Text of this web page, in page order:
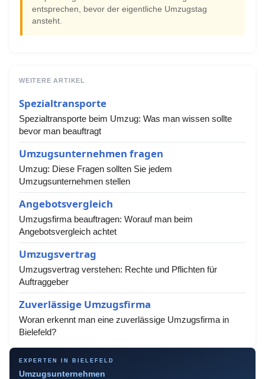
entsprechen, bevor der eigentliche Umzugstag
ansteht.
WEITERE ARTIKEL
Spezialtransporte
Spezialtransporte beim Umzug: Was man wissen sollte
bevor man beauftragt
Umzugsunternehmen fragen
Umzug: Diese Fragen sollten Sie jedem
Umzugsunternehmen stellen
Angebotsvergleich
Umzugsfirma beauftragen: Worauf man beim
Angebotsvergleich achtet
Umzugsvertrag
Umzugsvertrag verstehen: Rechte und Pflichten für
Auftraggeber
Zuverlässige Umzugsfirma
Woran erkennt man eine zuverlässige Umzugsfirma in
Bielefeld?
EXPERTEN IN BIELEFELD
Umzugsunternehmen